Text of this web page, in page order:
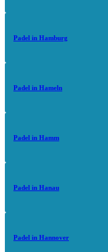
Padel in Hamburg
Padel in Hameln
Padel in Hamm
Padel in Hanau
Padel in Hannover